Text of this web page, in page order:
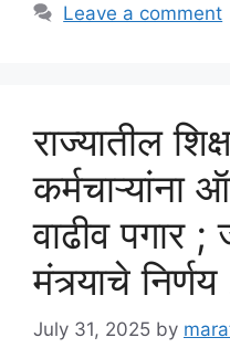
Leave a comment
राज्यातील
कर्मचाऱ्यांना
वाढीव पगार ;
मंत्र्याचे निर्णय
July 31, 2025 by